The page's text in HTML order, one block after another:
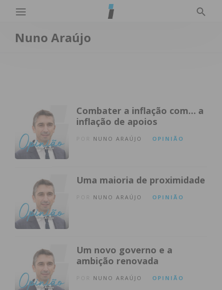
Nuno Araújo
Combater a inflação com… a
inflação de apoios
NUNO ARAÚJO OPINIÃO
Uma maioria de proximidade
NUNO ARAÚJO OPINIÃO
Um novo governo e a
ambição renovada
NUNO ARAÚJO OPINIÃO